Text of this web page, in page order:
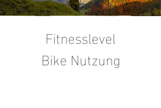
Fitnesslevel
Bike Nutzung